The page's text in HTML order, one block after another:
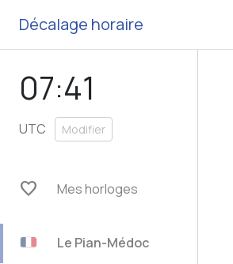
Décalage horaire
07:41
UTC Modifier
favorite Mes horloges
Le Pian-Médoc